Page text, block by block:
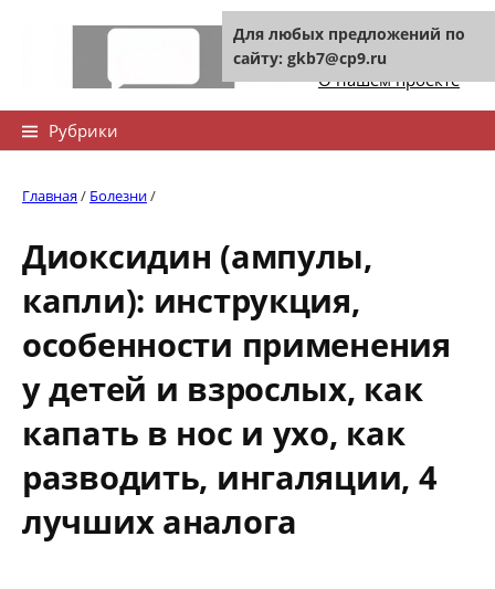
Контакты сайта
О нашем проекте
Рубрики
Главная/ Болезни/
Диоксидин (ампулы,
капли): инструкция,
особенности применения
у детей и взрослых, как
капать в нос и ухо, как
разводить, ингаляции, 4
лучших аналога
Для любых предложений по
сайту: gkb7@cp9.ru